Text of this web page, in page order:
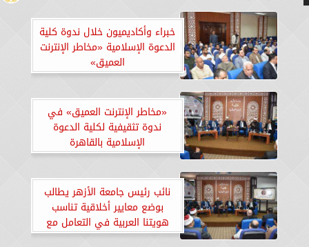
خبراء وأكاديميون خلال ندوة كلية
الدعوة الإسلامية «مخاطر الإنترنت
العميق»
«مخاطر الإنترنت العميق» في
ندوة تثقيفية لكلية الدعوة
الإسلامية بالقاهرة
نائب رئيس جامعة الأزهر يطالب
بوضع معايير أخلاقية تناسب
هويتنا العربية في التعامل مع
وسائل التكنولوجيا